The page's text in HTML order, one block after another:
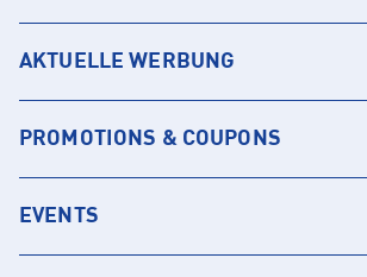
AKTUELLE WERBUNG
PROMOTIONS & COUPONS
EVENTS